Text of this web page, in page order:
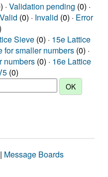
· Validation pending (0) ·
Valid (0) · Invalid (0) · Error
Sieve (0) · 15e Lattice
for smaller numbers (0) ·
numbers (0) · 16e Lattice
(0)
| Message Boards